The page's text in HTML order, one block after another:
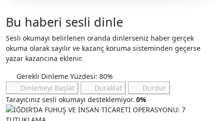
Bu haberi sesli dinle
Sesli okumayı belirlenen oranda dinlerseniz haber gerçek
okuma olarak sayılır ve kazanç koruma sisteminden geçerse
yazar kazancına eklenir.
Gerekli Dinleme Yüzdesi: 80%
Dinlemeyi Başlat
Duraklat
Durdur
Tarayıcınız sesli okumayı desteklemiyor. 0%